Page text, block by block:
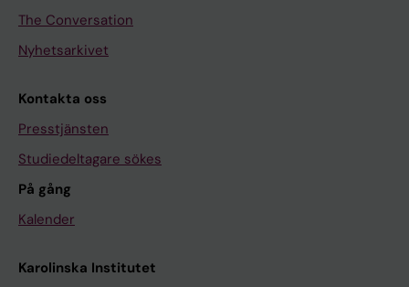
The Conversation
Nyhetsarkivet
Kontakta oss
Presstjänsten
Studiedeltagare sökes
På gång
Kalender
Karolinska Institutet